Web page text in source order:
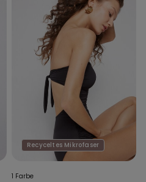
Recyceltes Mikrofaser
1 Farbe